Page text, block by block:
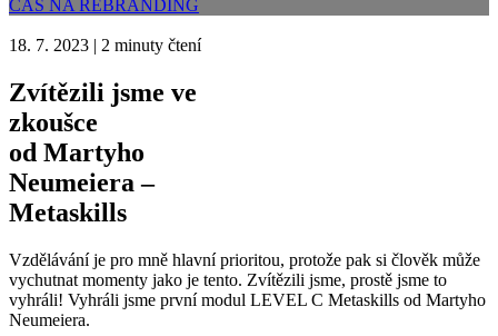
ČAS NA REBRANDING
18. 7. 2023 | 2 minuty čtení
Zvítězili jsme ve
zkoušce
od Martyho
Neumeiera –
Metaskills
Vzdělávání je pro mně hlavní prioritou, protože pak si člověk může
vychutnat momenty jako je tento. Zvítězili jsme, prostě jsme to
vyhráli! Vyhráli jsme první modul LEVEL C Metaskills od Martyho
Neumeiera.